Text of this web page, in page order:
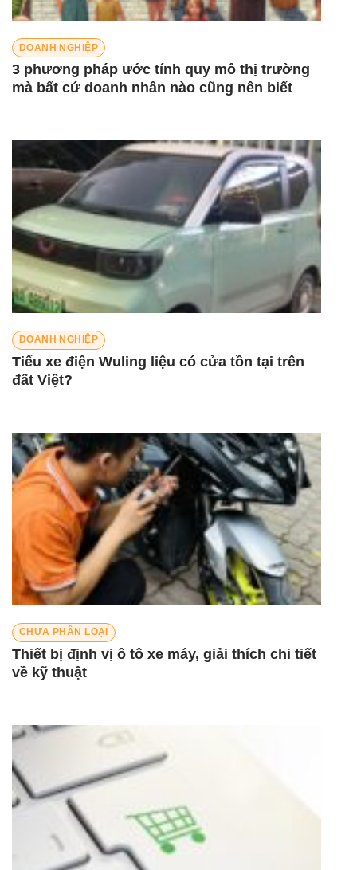
DOANH NGHIỆP
3 phương pháp ước tính quy mô thị trường
mà bất cứ doanh nhân nào cũng nên biết
DOANH NGHIỆP
Tiểu xe điện Wuling liệu có cửa tồn tại trên
đất Việt?
CHƯA PHÂN LOẠI
Thiết bị định vị ô tô xe máy, giải thích chi tiết
về kỹ thuật